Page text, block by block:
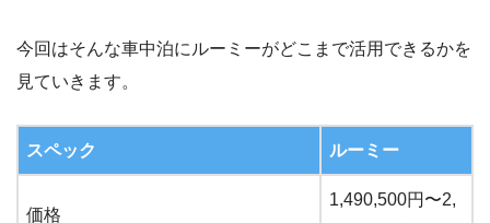
今回はそんな車中泊にルーミーがどこまで活用できるかを
見ていきます。
スペック ルーミー
価格
1,490,500円〜2,